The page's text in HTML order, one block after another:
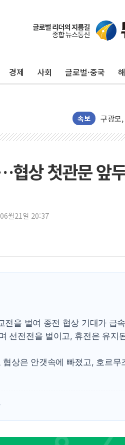
경제 사회 글로벌·중국
속보
유럽증
리투아
뉴욕증
김정관
청와대,
금값 7
'월가
양주
우크
동해
주한
구미
상 첫관문 앞
월21일 20:37
전을 벌여 종전 협상 기대가 급
선전전을 벌이고, 휴전은 유지
상은 안갯속에 빠졌고, 호르무